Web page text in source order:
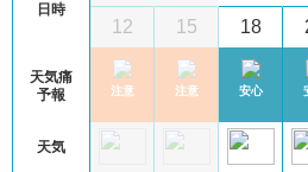
日時
天気痛
予報
天気
やや注意
12
注意
15
注意
18
安心